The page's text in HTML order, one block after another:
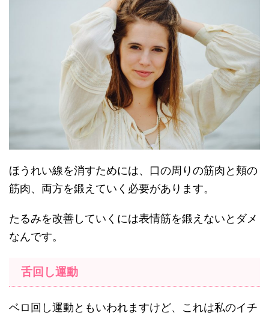
ほうれい線を消すためには、口の周りの筋肉と頬の
筋肉、両方を鍛えていく必要があります。
たるみを改善していくには表情筋を鍛えないとダメ
なんです。
舌回し運動
ベロ回し運動ともいわれますけど、これは私のイチ